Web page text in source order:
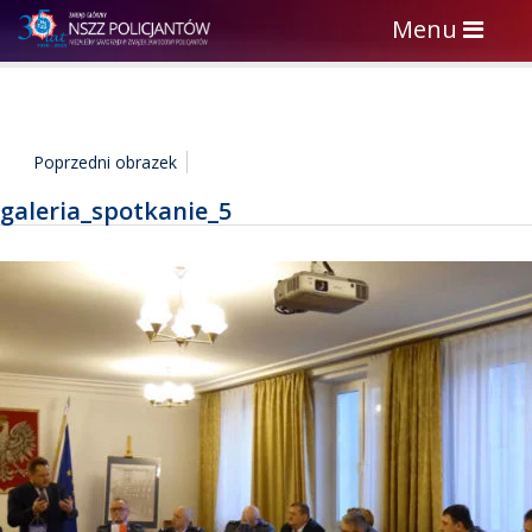
Toggle
navigation
Menu
Poprzedni obrazek
galeria_spotkanie_5